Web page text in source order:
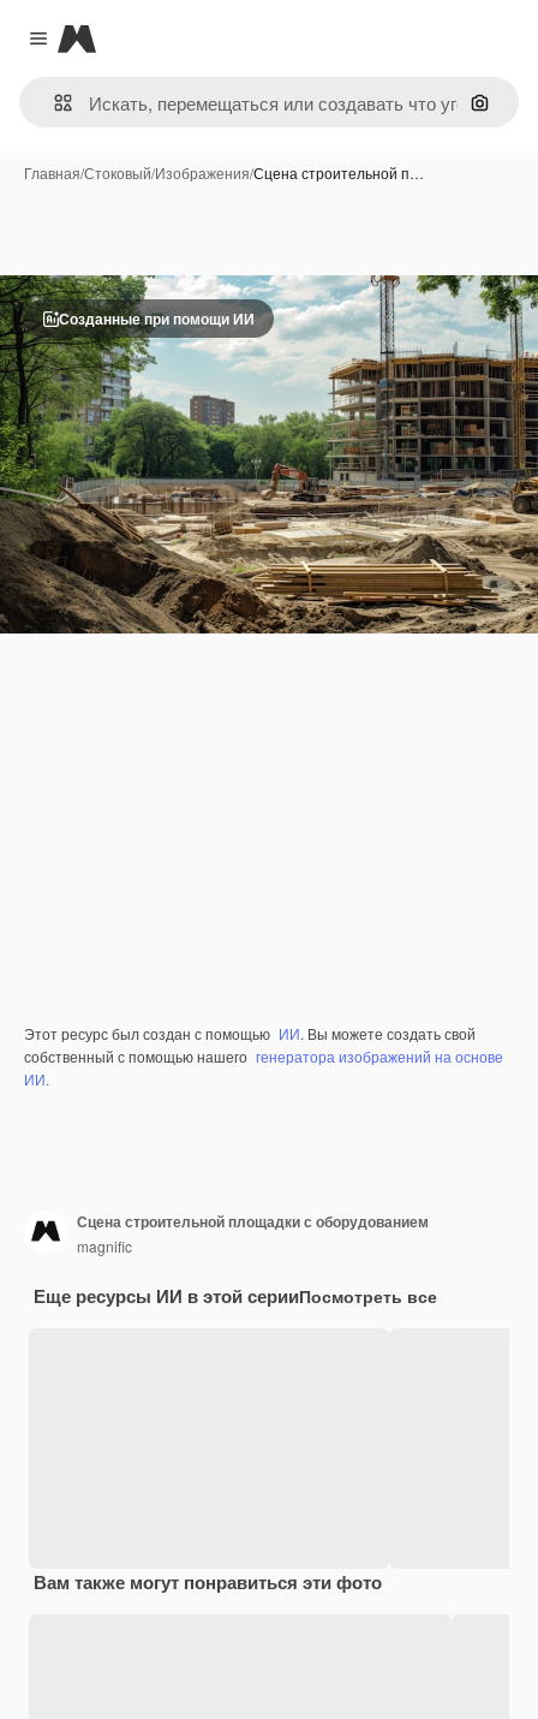
Close menu
Magnific
Поиск
Главная/Стоковый/Изображения/Сцена строительной п…
Созданные при помощи ИИ
Этот ресурс был создан с помощью ИИ. Вы можете создать свой
собственный с помощью нашего генератора изображений на основе
ИИ.
Сцена строительной площадки с оборудованием
magnific
Еще ресурсы ИИ в этой серииПосмотреть все
Вам также могут понравиться эти фото